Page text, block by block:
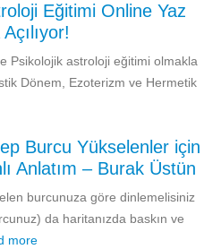
Eğitimi Online Yaz
Psikolojik astroloji eğitimi olmakla
Dönem, Ezoterizm ve Hermetik
Burcu Yükselenler için
Anlatım – Burak Üstün
burcunuza göre dinlemelisiniz
da haritanızda baskın ve
more